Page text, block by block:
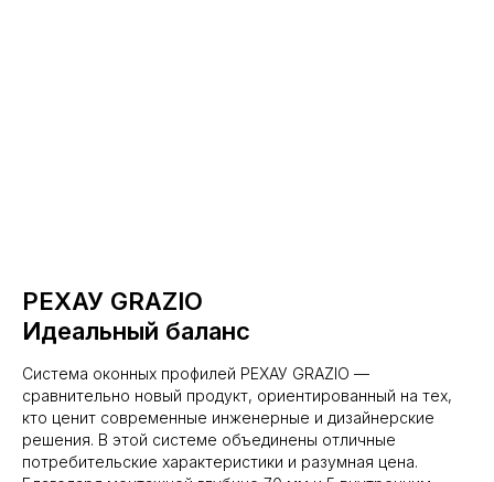
РЕХАУ GRAZIO
Идеальный баланс
Система оконных профилей РЕХАУ GRAZIO —
сравнительно новый продукт, ориентированный на тех,
кто ценит современные инженерные и дизайнерские
решения. В этой системе объединены отличные
потребительские характеристики и разумная цена.